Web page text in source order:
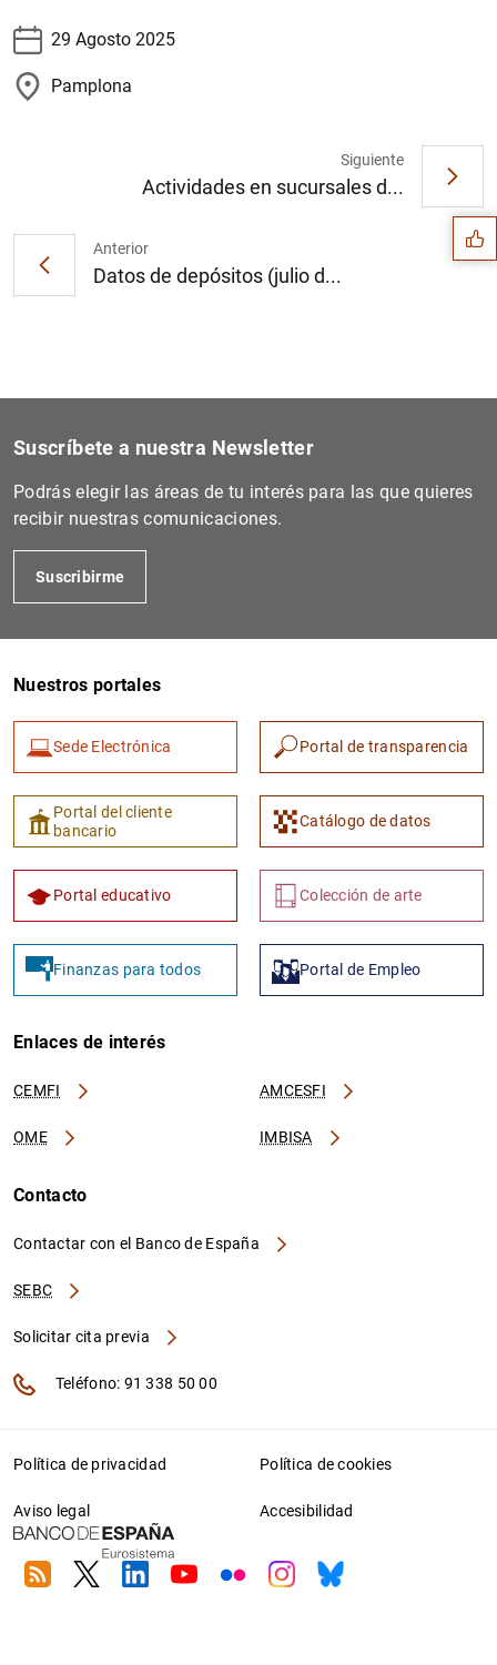
29 Agosto 2025
Pamplona
Anterior
Datos de depósitos (julio d...
Siguiente
Actividades en sucursales d... Sugerencias
Suscríbete a nuestra Newsletter
Podrás elegir las áreas de tu interés para las que quieres
recibir nuestras comunicaciones.
Suscribirme
Nuestros portales
Sede Electrónica Portal de transparencia
Portal del cliente
bancario
Catálogo de datos
Portal educativo Colección de arte
Finanzas para todos Portal de Empleo
Enlaces de interés
CEMFI AMCESFI
OME IMBISA
Contacto
Contactar con el Banco de España
SEBC
Solicitar cita previa
Teléfono: 91 338 50 00
Política de privacidad Política de cookies
Aviso legal Accesibilidad
RSS TwitterLinkedin
YoutubeFlickrInstagram
Bluesky